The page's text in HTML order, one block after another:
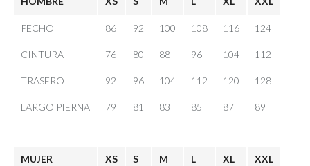
PECHO 86 92 100 108 116 124
CINTURA 76 80 88 96 104 112
TRASERO 92 96 104 112 120 128
LARGO PIERNA 79 81 83 85 87 89
MUJER XS S M L XL XXL